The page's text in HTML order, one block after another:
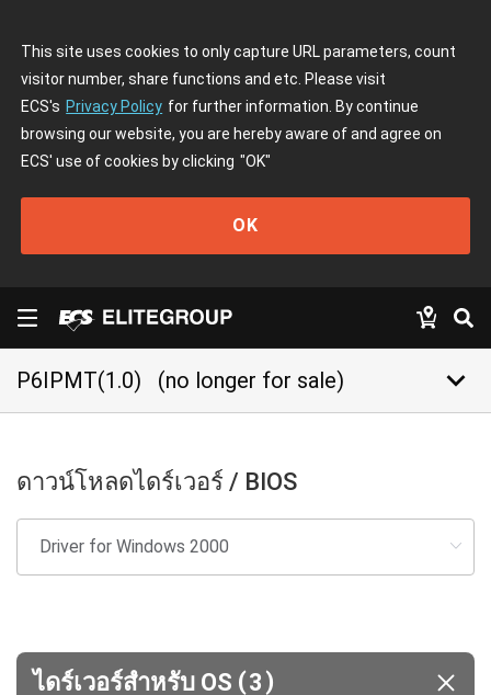
This site uses cookies to only capture URL parameters, count
visitor number, share functions and etc. Please visit
ECS's Privacy Policy for further information. By continue
browsing our website, you are hereby aware of and agree on
ECS' use of cookies by clicking "OK"
OK
P6IPMT(1.0) (no longer for sale) keyboard_arrow_down
ดาวน์โหลดไดร์เวอร์ / BIOS
ไดร์เวอร์สำหรับ OS (3 )